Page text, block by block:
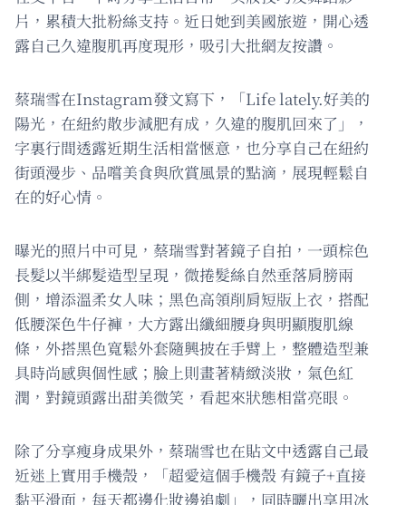
片，累積大批粉絲支持。近日她到美國旅遊，開心透
露自己久違腹肌再度現形，吸引大批網友按讚。
蔡瑞雪在Instagram發文寫下，「Life lately.好美的
陽光，在紐約散步減肥有成，久違的腹肌回來了」，
字裏行間透露近期生活相當愜意，也分享自己在紐約
街頭漫步、品嚐美食與欣賞風景的點滴，展現輕鬆自
在的好心情。
曝光的照片中可見，蔡瑞雪對著鏡子自拍，一頭棕色
長髮以半綁髮造型呈現，微捲髮絲自然垂落肩膀兩
側，增添溫柔女人味；黑色高領削肩短版上衣，搭配
低腰深色牛仔褲，大方露出纖細腰身與明顯腹肌線
條，外搭黑色寬鬆外套隨興披在手臂上，整體造型兼
具時尚感與個性感；臉上則畫著精緻淡妝，氣色紅
潤，對鏡頭露出甜美微笑，看起來狀態相當亮眼。
除了分享瘦身成果外，蔡瑞雪也在貼文中透露自己最
近迷上實用手機殼，「超愛這個手機殼 有鏡子+直接
黏平滑面，每天都邊化妝邊追劇」，同時曬出享用冰